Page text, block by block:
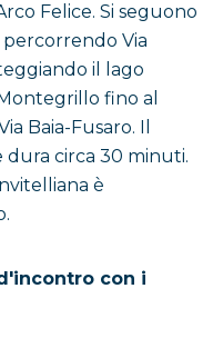
Felice. Si seguono
Via
il lago
fino al
Baia-Fusaro. Il
dura circa 30 minuti.
è
con i